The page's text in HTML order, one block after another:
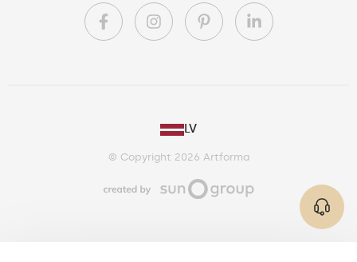
LV
© Copyright 2026 Artforma